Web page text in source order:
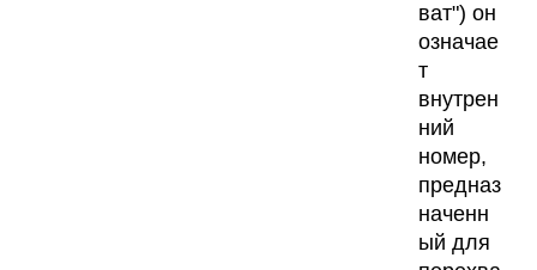
ват") он
означае
т
внутрен
ний
номер,
предназ
наченн
ый для